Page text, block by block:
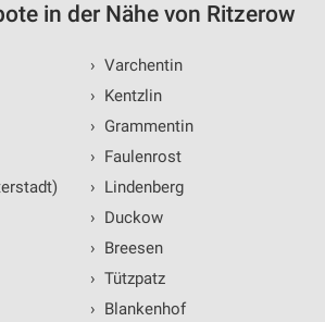
in der Nähe von Ritzerow
› Varchentin
› Kentzlin
› Grammentin
› Faulenrost
› Lindenberg
› Duckow
› Breesen
› Tützpatz
› Blankenhof